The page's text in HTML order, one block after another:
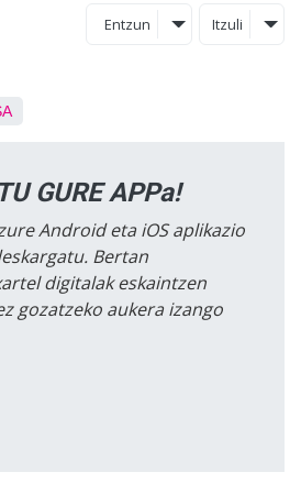
Entzun Itzuli
GURE APPa!
Android eta iOS aplikazio
Bertan
digitalak eskaintzen
gozatzeko aukera izango